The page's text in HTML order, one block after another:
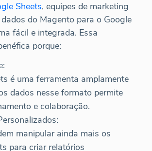
Sheets, equipes de marketing
do Magento para o Google
fácil e integrada. Essa
porque:
é uma ferramenta amplamente
dados nesse formato permite
e colaboração.
manipular ainda mais os
para criar relatórios